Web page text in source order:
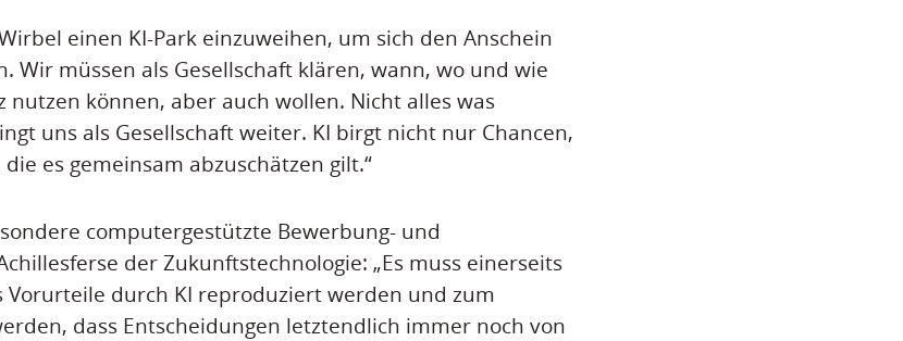
einen KI-Park einzuweihen, um sich den Anschein
Wir müssen als Gesellschaft klären, wann, wo und wie
nutzen können, aber auch wollen. Nicht alles was
uns als Gesellschaft weiter. KI birgt nicht nur Chancen,
es gemeinsam abzuschätzen gilt.“
computergestützte Bewerbung- und
der Zukunftstechnologie: „Es muss einerseits
durch KI reproduziert werden und zum
dass Entscheidungen letztendlich immer noch von